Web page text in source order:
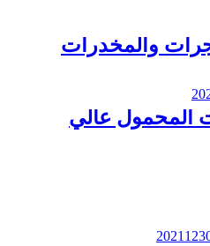
والمخدرات
المحمول عالي